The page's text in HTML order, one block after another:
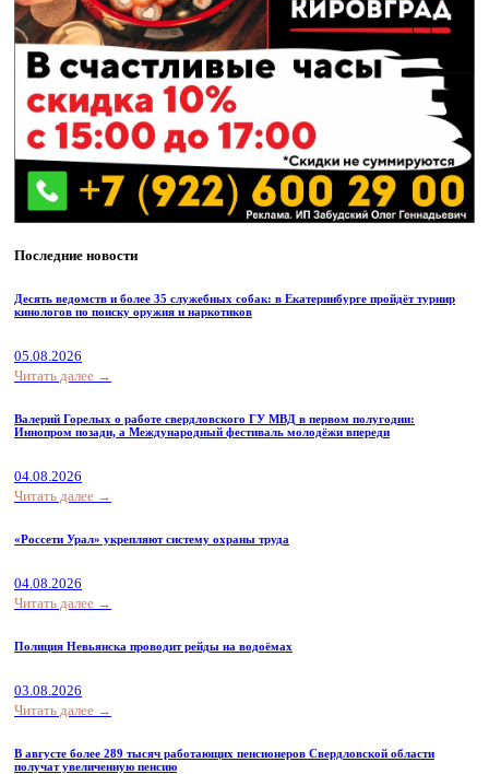
Последние новости
Десять ведомств и более 35 служебных собак: в Екатеринбурге пройдёт турнир
кинологов по поиску оружия и наркотиков
05.08.2026
Читать далее →
Валерий Горелых о работе свердловского ГУ МВД в первом полугодии:
Иннопром позади, а Международный фестиваль молодёжи впереди
04.08.2026
Читать далее →
«Россети Урал» укрепляют систему охраны труда
04.08.2026
Читать далее →
Полиция Невьянска проводит рейды на водоёмах
03.08.2026
Читать далее →
В августе более 289 тысяч работающих пенсионеров Свердловской области
получат увеличенную пенсию